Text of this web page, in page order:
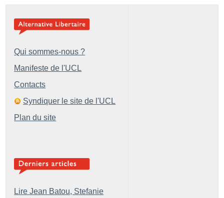
Qui sommes-nous ?
Manifeste de l'UCL
Contacts
Syndiquer le site de l'UCL
Plan du site
Lire Jean Batou, Stefanie